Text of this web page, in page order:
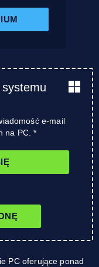
e-mail
na PC. *
PC oferujące ponad